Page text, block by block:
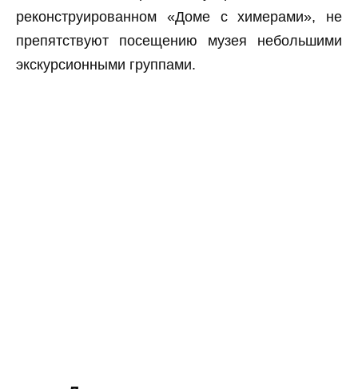
реконструированном «Доме с химерами», не
препятствуют посещению музея небольшими
экскурсионными группами.